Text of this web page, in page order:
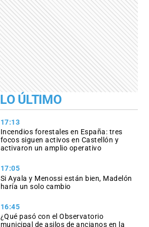
LO ÚLTIMO
17:13
Incendios forestales en España: tres
focos siguen activos en Castellón y
activaron un amplio operativo
17:05
Si Ayala y Menossi están bien, Madelón
haría un solo cambio
16:45
¿Qué pasó con el Observatorio
municipal de asilos de ancianos en la